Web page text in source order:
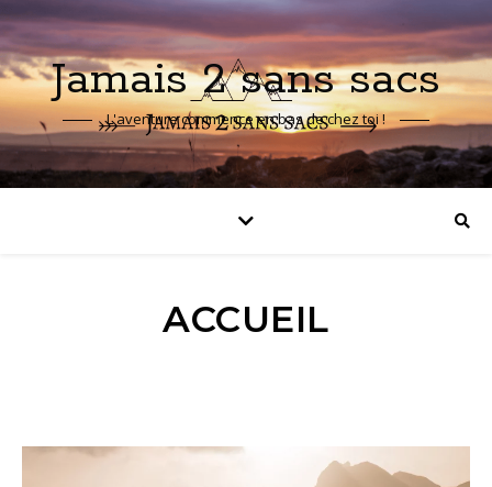
Jamais 2 sans sacs
L'aventure commence en bas de chez toi !
ACCUEIL